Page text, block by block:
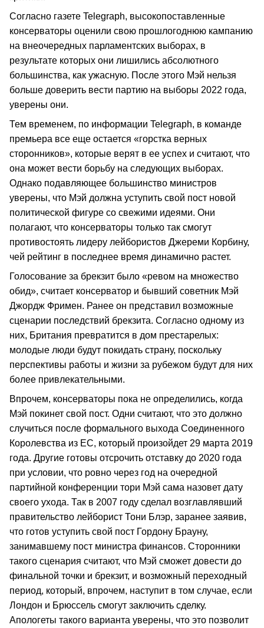
Согласно газете Telegraph, высокопоставленные
консерваторы оценили свою прошлогоднюю кампанию
на внеочередных парламентских выборах, в
результате которых они лишились абсолютного
большинства, как ужасную. После этого Мэй нельзя
больше доверить вести партию на выборы 2022 года,
уверены они.
Тем временем, по информации Telegraph, в команде
премьера все еще остается «горстка верных
сторонников», которые верят в ее успех и считают, что
она может вести борьбу на следующих выборах.
Однако подавляющее большинство министров
уверены, что Мэй должна уступить свой пост новой
политической фигуре со свежими идеями. Они
полагают, что консерваторы только так смогут
противостоять лидеру лейбористов Джереми Корбину,
чей рейтинг в последнее время динамично растет.
Голосование за брекзит было «ревом на множество
обид», считает консерватор и бывший советник Мэй
Джордж Фримен. Ранее он представил возможные
сценарии последствий брекзита. Согласно одному из
них, Британия превратится в дом престарелых:
молодые люди будут покидать страну, поскольку
перспективы работы и жизни за рубежом будут для них
более привлекательными.
Впрочем, консерваторы пока не определились, когда
Мэй покинет свой пост. Одни считают, что это должно
случиться после формального выхода Соединенного
Королевства из ЕС, который произойдет 29 марта 2019
года. Другие готовы отсрочить отставку до 2020 года
при условии, что ровно через год на очередной
партийной конференции тори Мэй сама назовет дату
своего ухода. Так в 2007 году сделал возглавлявший
правительство лейборист Тони Блэр, заранее заявив,
что готов уступить свой пост Гордону Брауну,
занимавшему пост министра финансов. Сторонники
такого сценария считают, что Мэй сможет довести до
финальной точки и брекзит, и возможный переходный
период, который, впрочем, наступит в том случае, если
Лондон и Брюссель смогут заключить сделку.
Апологеты такого варианта уверены, что это позволит